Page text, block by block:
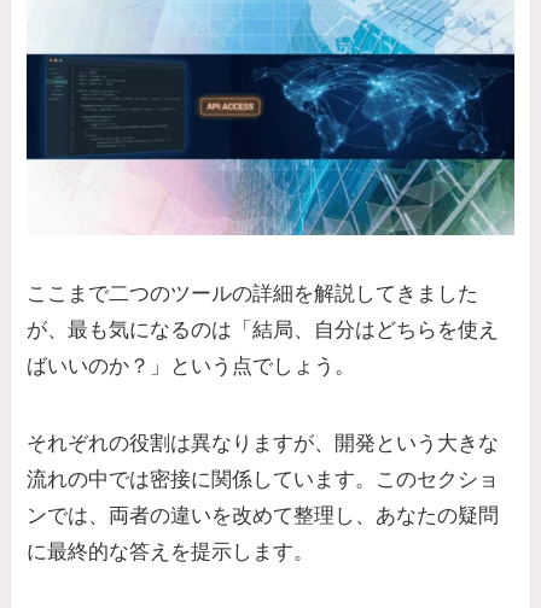
ここまで二つのツールの詳細を解説してきました
が、最も気になるのは「結局、自分はどちらを使え
ばいいのか？」という点でしょう。
それぞれの役割は異なりますが、開発という大きな
流れの中では密接に関係しています。このセクショ
ンでは、両者の違いを改めて整理し、あなたの疑問
に最終的な答えを提示します。